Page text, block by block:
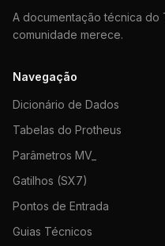
A documentação técnica do
comunidade merece.
Navegação
Dicionário de Dados
Tabelas do Protheus
Parâmetros MV_
Gatilhos (SX7)
Pontos de Entrada
Guias Técnicos